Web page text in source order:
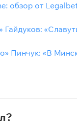
обзор от
Гайдуков:
Пинчук: «В